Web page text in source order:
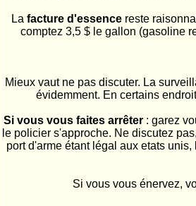
La facture d'essencereste
comptez 3,5 $ le gallon (gasoline
Mieux vaut ne pas discuter. La
évidemment. En certains
Si vous vous faites arrêter : garez
le policier s'approche. Ne discutez
port d'arme étant légal aux etats
Si vous vous énervez,